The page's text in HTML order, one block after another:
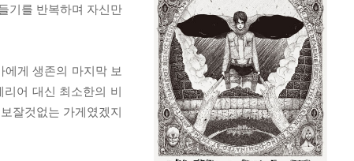
기를 반복하며 자신만
에게 생존의 마지막 보
어 대신 최소한의 비
잘것없는 가게였겠지